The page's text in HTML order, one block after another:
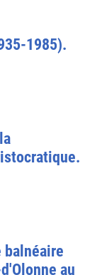
1985).
balnéaire
au